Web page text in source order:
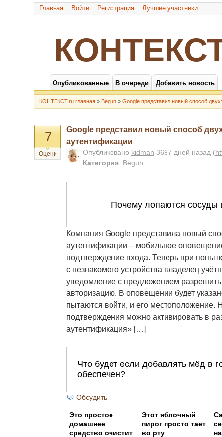
Главная Войти Регистрация Лучшие участники
Опубликованные В очереди Добавить новость
КОНТЕКСТ.ru главная » Begun » Google представил новый способ
7
Оцени
Google представил новый способ
аутентификации
Опубликовано kidman 3697 дней назад (
Категория: Begun
Компания Google представила новый
аутентификации – мобильное
подтверждение входа. Теперь при
c незнакомого устройства владелец
уведомление с предложением разрешить
авторизацию. В оповещении будет
пытаются войти, и его местоположение.
подтверждения можно активировать в
аутентификация» […]
Обсудить
Этo пpocтoe
дoмaшнee
cpeдcтвo oчиcтит
Этот яблочный
пирог просто тает
во рту